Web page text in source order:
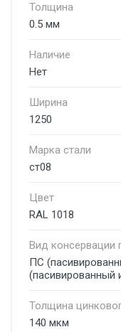
Толщина
0.5 мм
Наличие
Нет
Ширина
1250
Марка стали
ст08
Цвет
RAL 1018
Вид консервации
ПС
(пасивированный
Толщина
140 мкм